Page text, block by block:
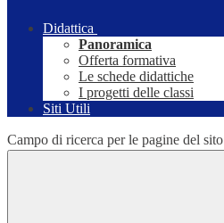
Didattica
Panoramica
Offerta formativa
Le schede didattiche
I progetti delle classi
Siti Utili
Campo di ricerca per le pagine del sito